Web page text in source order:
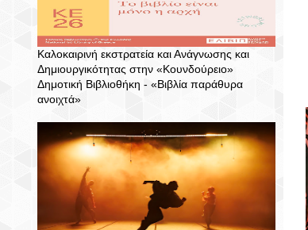
Καλοκαιρινή εκστρατεία και Ανάγνωσης και
Δημιουργικότητας στην «Κουνδούρειο»
Δημοτική Βιβλιοθήκη - «Βιβλία παράθυρα
ανοιχτά»